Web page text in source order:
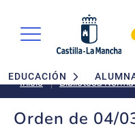
Navegación
EDUCACIÓN
Inicio Biblioteca
Orden de 04/